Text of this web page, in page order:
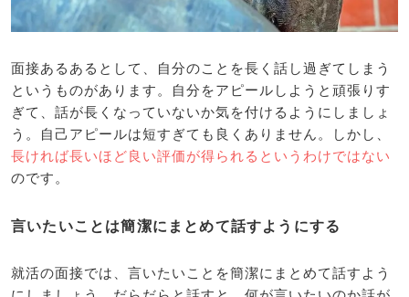
面接あるあるとして、自分のことを長く話し過ぎてしまう
というものがあります。自分をアピールしようと頑張りす
ぎて、話が長くなっていないか気を付けるようにしましょ
う。自己アピールは短すぎても良くありません。しかし、
長ければ長いほど良い評価が得られるというわけではない
のです。
言いたいことは簡潔にまとめて話すようにする
就活の面接では、言いたいことを簡潔にまとめて話すよう